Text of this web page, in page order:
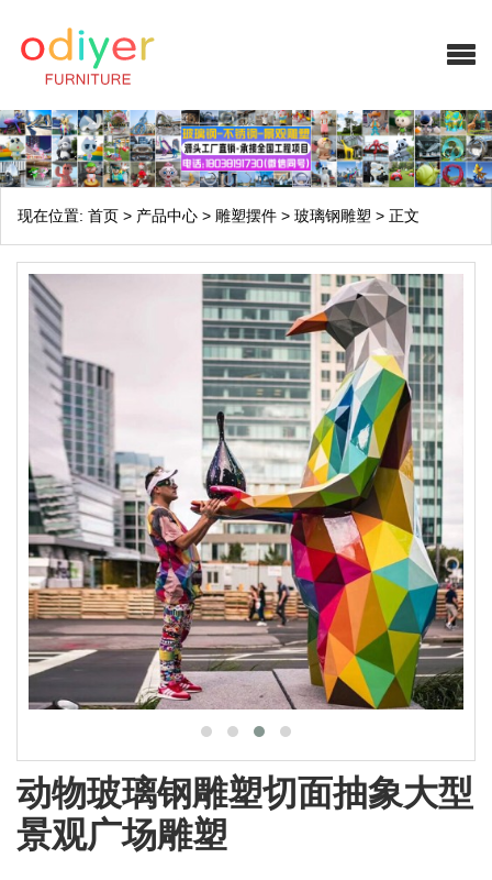
现在位置: 首页 > 产品中心 > 雕塑摆件 > 玻璃钢雕塑 > 正文
动物玻璃钢雕塑切面抽象大型
景观广场雕塑